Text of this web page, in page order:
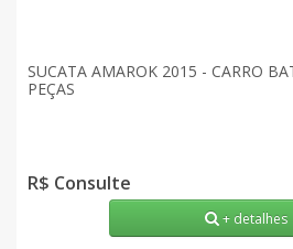
SUCATA AMAROK 2015 - CARRO
PEÇAS
R$ Consulte
+ detalhes